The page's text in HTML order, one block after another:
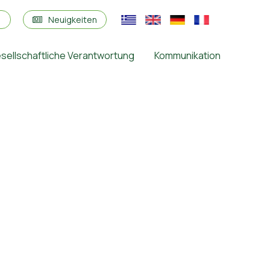
Neuigkeiten
Verantwortung Kommunikation